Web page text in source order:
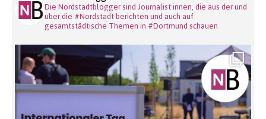
Die Nordstadtblogger sind Journalist:innen, die aus der und
über die #Nordstadt berichten und auch auf
gesamtstädtische Themen in #Dortmund schauen